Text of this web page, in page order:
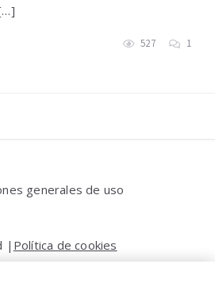
527 1
generales de uso
| Política de cookies